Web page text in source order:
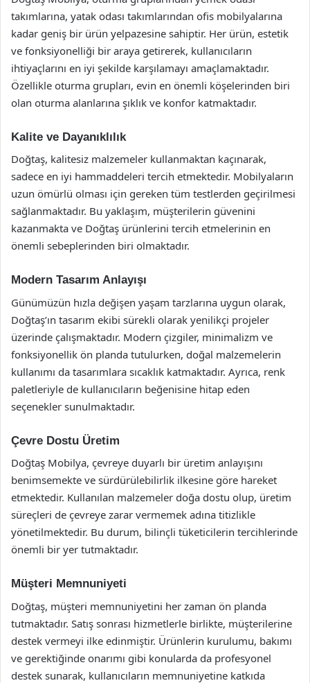
takımlarına, yatak odası takımlarından ofis mobilyalarına
kadar geniş bir ürün yelpazesine sahiptir. Her ürün, estetik
ve fonksiyonelliği bir araya getirerek, kullanıcıların
ihtiyaçlarını en iyi şekilde karşılamayı amaçlamaktadır.
Özellikle oturma grupları, evin en önemli köşelerinden biri
olan oturma alanlarına şıklık ve konfor katmaktadır.
Kalite ve Dayanıklılık
Doğtaş, kalitesiz malzemeler kullanmaktan kaçınarak,
sadece en iyi hammaddeleri tercih etmektedir. Mobilyaların
uzun ömürlü olması için gereken tüm testlerden geçirilmesi
sağlanmaktadır. Bu yaklaşım, müşterilerin güvenini
kazanmakta ve Doğtaş ürünlerini tercih etmelerinin en
önemli sebeplerinden biri olmaktadır.
Modern Tasarım Anlayışı
Günümüzün hızla değişen yaşam tarzlarına uygun olarak,
Doğtaş’ın tasarım ekibi sürekli olarak yenilikçi projeler
üzerinde çalışmaktadır. Modern çizgiler, minimalizm ve
fonksiyonellik ön planda tutulurken, doğal malzemelerin
kullanımı da tasarımlara sıcaklık katmaktadır. Ayrıca, renk
paletleriyle de kullanıcıların beğenisine hitap eden
seçenekler sunulmaktadır.
Çevre Dostu Üretim
Doğtaş Mobilya, çevreye duyarlı bir üretim anlayışını
benimsemekte ve sürdürülebilirlik ilkesine göre hareket
etmektedir. Kullanılan malzemeler doğa dostu olup, üretim
süreçleri de çevreye zarar vermemek adına titizlikle
yönetilmektedir. Bu durum, bilinçli tüketicilerin tercihlerinde
önemli bir yer tutmaktadır.
Müşteri Memnuniyeti
Doğtaş, müşteri memnuniyetini her zaman ön planda
tutmaktadır. Satış sonrası hizmetlerle birlikte, müşterilerine
destek vermeyi ilke edinmiştir. Ürünlerin kurulumu, bakımı
ve gerektiğinde onarımı gibi konularda da profesyonel
destek sunarak, kullanıcıların memnuniyetine katkıda